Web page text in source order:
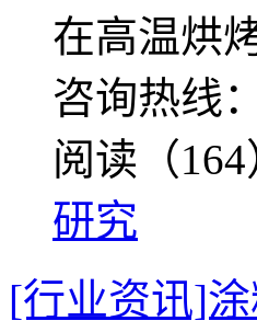
在高温烘
咨询热线
阅读（164
研究
[行业资讯]